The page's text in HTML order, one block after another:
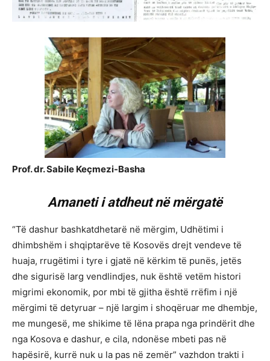
Prof. dr. Sabile Keçmezi-Basha
Amaneti i atdheut në mërgatë
“Të dashur bashkatdhetarë në mërgim, Udhëtimi i
dhimbshëm i shqiptarëve të Kosovës drejt vendeve të
huaja, rrugëtimi i tyre i gjatë në kërkim të punës, jetës
dhe sigurisë larg vendlindjes, nuk është vetëm histori
migrimi ekonomik, por mbi të gjitha është rrëfim i një
mërgimi të detyruar – një largim i shoqëruar me dhembje,
me mungesë, me shikime të lëna prapa nga prindërit dhe
nga Kosova e dashur, e cila, ndonëse mbeti pas në
hapësirë, kurrë nuk u la pas në zemër” vazhdon trakti i